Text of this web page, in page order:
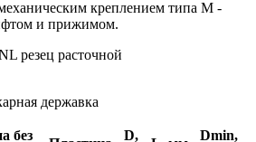
креплением типа M -
и прижимом.
державка
без D, Dmin,